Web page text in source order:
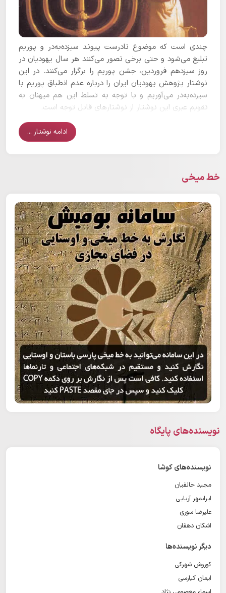
چندی است که موضوع نادرست پیوند سیزده‌به‌در و پوریم
تبلیغ می‌شود و حتی برخی تصور می‌کنند هر سال یهودیان در
روز سیزدهم فروردین، جشن پوریم را برگزار می‌کنند. در این
نوشتار پژوهش یهودیان ایران را درباره عدم انطباق پوریم با
سیزده‌به‌در می‌آوریم و با توجه به تسلط این هم میهنان به
تقویم عبری این نوشتار از نوشتارهای قابل توجه است.
ادامه نوشتار ...
خط میخی
نویسنده‌های پایگاه
نویسنده‌های کوشا
مجید خالقیان
ایرانمهر آریایی
علیرضا سوری
اشکان دهقان
دیگر نویسنده‌ها
کوروش شهرکی
ایمان کیارسی